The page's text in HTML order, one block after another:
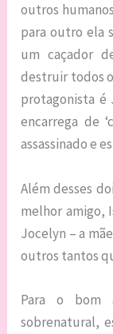
outros
para outro ela
um caçador
destruir todos
protagonista é
encarrega de
assassinado e
Além desses
melhor amigo,
Jocelyn – a
outros tantos
Para o bom
sobrenatural,